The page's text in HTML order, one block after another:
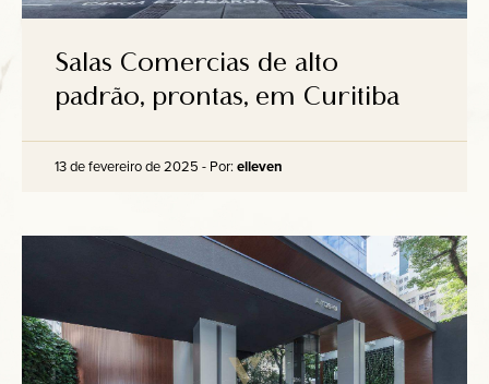
Salas Comercias de alto
padrão, prontas, em Curitiba
13 de fevereiro de 2025 - Por: elleven